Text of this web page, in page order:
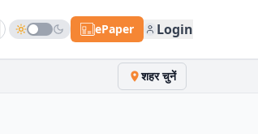
ePaper Login
शहर चुनें